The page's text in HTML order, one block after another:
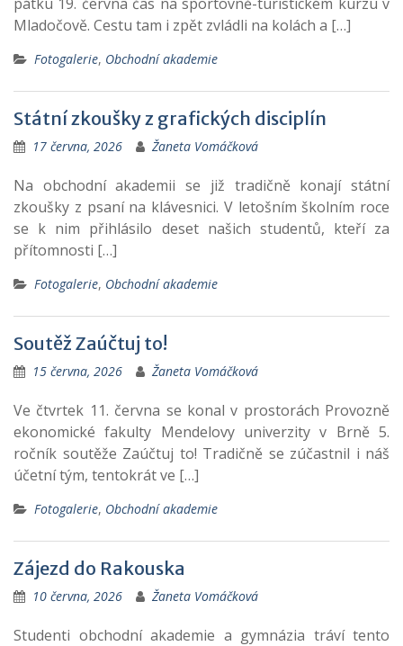
Mladočově. Cestu tam i zpět zvládli na kolách a […]
Fotogalerie, Obchodní akademie
Státní zkoušky z grafických disciplín
17 června, 2026 Žaneta Vomáčková
Na obchodní akademii se již tradičně konají státní
zkoušky z psaní na klávesnici. V letošním školním roce
se k nim přihlásilo deset našich studentů, kteří za
přítomnosti […]
Fotogalerie, Obchodní akademie
Soutěž Zaúčtuj to!
15 června, 2026 Žaneta Vomáčková
Ve čtvrtek 11. června se konal v prostorách Provozně
ekonomické fakulty Mendelovy univerzity v Brně 5.
ročník soutěže Zaúčtuj to! Tradičně se zúčastnil i náš
účetní tým, tentokrát ve […]
Fotogalerie, Obchodní akademie
Zájezd do Rakouska
10 června, 2026 Žaneta Vomáčková
Studenti obchodní akademie a gymnázia tráví tento